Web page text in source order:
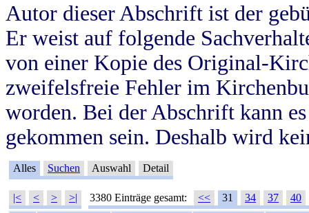
Autor dieser Abschrift ist der
Er weist auf folgende
von einer Kopie des Original-
zweifelsfreie Fehler im
worden. Bei der Abschrift kann
gekommen sein. Deshalb wird
Alles Suchen Auswahl Detail
|< < > >| 3380 Einträge gesamt: << 31 34 37
40